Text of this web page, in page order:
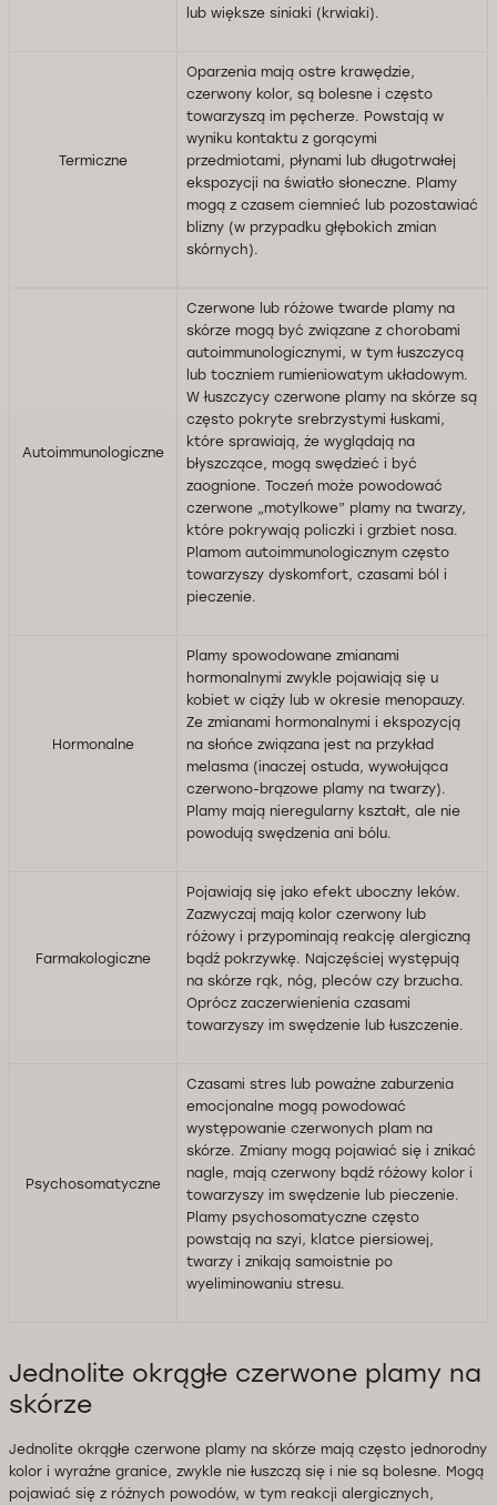
lub większe siniaki (krwiaki).
Termiczne
Oparzenia mają ostre krawędzie,
czerwony kolor, są bolesne i często
towarzyszą im pęcherze. Powstają w
wyniku kontaktu z gorącymi
przedmiotami, płynami lub długotrwałej
ekspozycji na światło słoneczne. Plamy
mogą z czasem ciemnieć lub pozostawiać
blizny (w przypadku głębokich zmian
skórnych).
Autoimmunologiczne
Czerwone lub różowe twarde plamy na
skórze mogą być związane z chorobami
autoimmunologicznymi, w tym łuszczycą
lub toczniem rumieniowatym układowym.
W łuszczycy czerwone plamy na skórze są
często pokryte srebrzystymi łuskami,
które sprawiają, że wyglądają na
błyszczące, mogą swędzieć i być
zaognione. Toczeń może powodować
czerwone „motylkowe” plamy na twarzy,
które pokrywają policzki i grzbiet nosa.
Plamom autoimmunologicznym często
towarzyszy dyskomfort, czasami ból i
pieczenie.
Hormonalne
Plamy spowodowane zmianami
hormonalnymi zwykle pojawiają się u
kobiet w ciąży lub w okresie menopauzy.
Ze zmianami hormonalnymi i ekspozycją
na słońce związana jest na przykład
melasma (inaczej ostuda, wywołująca
czerwono-brązowe plamy na twarzy).
Plamy mają nieregularny kształt, ale nie
powodują swędzenia ani bólu.
Farmakologiczne
Pojawiają się jako efekt uboczny leków.
Zazwyczaj mają kolor czerwony lub
różowy i przypominają reakcję alergiczną
bądź pokrzywkę. Najczęściej występują
na skórze rąk, nóg, pleców czy brzucha.
Oprócz zaczerwienienia czasami
towarzyszy im swędzenie lub łuszczenie.
Psychosomatyczne
Czasami stres lub poważne zaburzenia
emocjonalne mogą powodować
występowanie czerwonych plam na
skórze. Zmiany mogą pojawiać się i znikać
nagle, mają czerwony bądź różowy kolor i
towarzyszy im swędzenie lub pieczenie.
Plamy psychosomatyczne często
powstają na szyi, klatce piersiowej,
twarzy i znikają samoistnie po
wyeliminowaniu stresu.
Jednolite okrągłe czerwone plamy na
skórze
Jednolite okrągłe czerwone plamy na skórze mają często jednorodny
kolor i wyraźne granice, zwykle nie łuszczą się i nie są bolesne. Mogą
pojawiać się z różnych powodów, w tym reakcji alergicznych,